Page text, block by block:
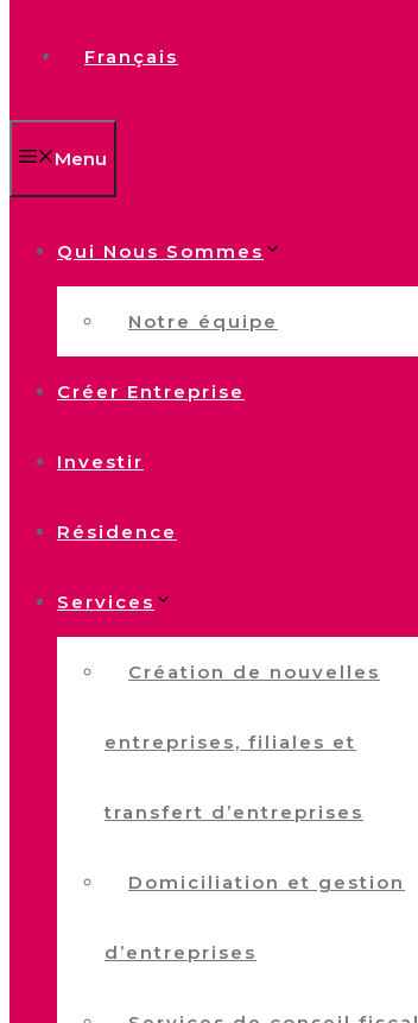
Français
Menu
Qui Nous Sommes
Notre équipe
Créer Entreprise
Investir
Résidence
Services
Création de nouvelles
entreprises, filiales et
transfert d’entreprises
Domiciliation et gestion
d’entreprises